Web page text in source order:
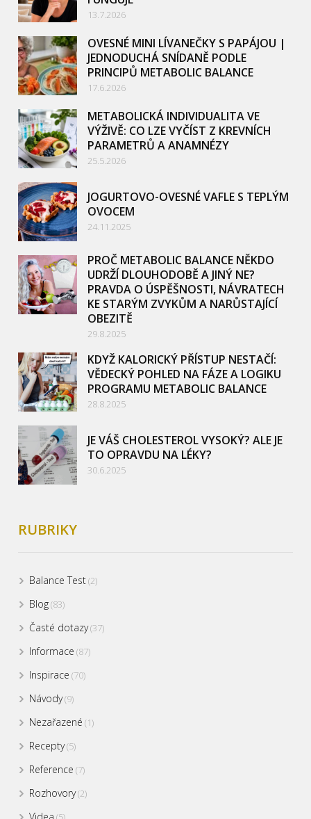
13.7.2026
OVESNÉ MINI LÍVANEČKY S PAPÁJOU |
JEDNODUCHÁ SNÍDANĚ PODLE
PRINCIPŮ METABOLIC BALANCE
17.6.2026
METABOLICKÁ INDIVIDUALITA VE
VÝŽIVĚ: CO LZE VYČÍST Z KREVNÍCH
PARAMETRŮ A ANAMNÉZY
25.5.2026
JOGURTOVO-OVESNÉ VAFLE S TEPLÝM
OVOCEM
24.11.2025
PROČ METABOLIC BALANCE NĚKDO
UDRŽÍ DLOUHODOBĚ A JINÝ NE?
PRAVDA O ÚSPĚŠNOSTI, NÁVRATECH
KE STARÝM ZVYKŮM A NARŮSTAJÍCÍ
OBEZITĚ
29.8.2025
KDYŽ KALORICKÝ PŘÍSTUP NESTAČÍ:
VĚDECKÝ POHLED NA FÁZE A LOGIKU
PROGRAMU METABOLIC BALANCE
28.8.2025
JE VÁŠ CHOLESTEROL VYSOKÝ? ALE JE
TO OPRAVDU NA LÉKY?
30.6.2025
RUBRIKY
Balance Test(2)
Blog(83)
Časté dotazy(37)
Informace (87)
Inspirace (70)
Návody(9)
Nezařazené (1)
Recepty(5)
Reference (7)
Rozhovory(2)
Videa